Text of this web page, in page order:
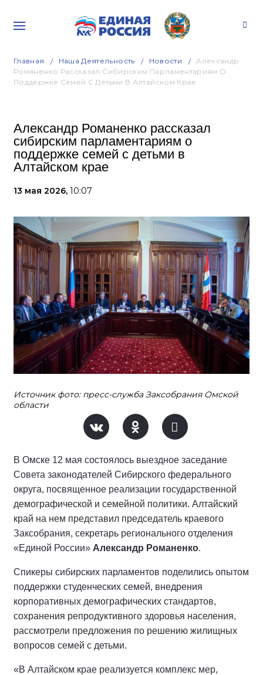
Главная Наша Деятельность Новости
Александр
Романенко Рассказал Сибирским Парламентариям О
Поддержке Семей С Детьми В Алтайском Крае
Александр Романенко рассказал
сибирским парламентариям о
поддержке семей с детьми в
Алтайском крае
13 мая 2026, 10:07
Источник фото: пресс-служба Заксобрания Омской
области
В Омске 12 мая состоялось выездное заседание
Совета законодателей Сибирского федерального
округа, посвященное реализации государственной
демографической и семейной политики. Алтайский
край на нем представил председатель краевого
Заксобрания, секретарь регионального отделения
«Единой России» Александр Романенко.
Спикеры сибирских парламентов поделились опытом
поддержки студенческих семей, внедрения
корпоративных демографических стандартов,
сохранения репродуктивного здоровья населения,
рассмотрели предложения по решению жилищных
вопросов семей с детьми.
«В Алтайском крае реализуется комплекс мер,